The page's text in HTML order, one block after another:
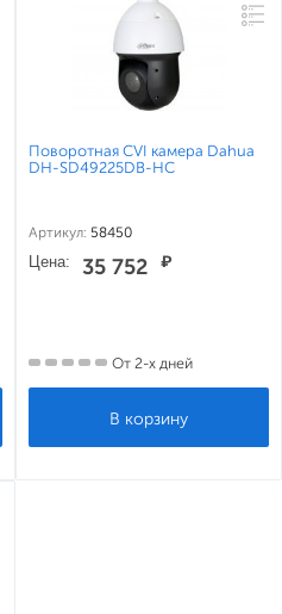
Поворотная CVI камера Dahua
DH-SD49225DB-HC
Артикул: 58450
Цена: 35 752 ₽
От 2-х дней